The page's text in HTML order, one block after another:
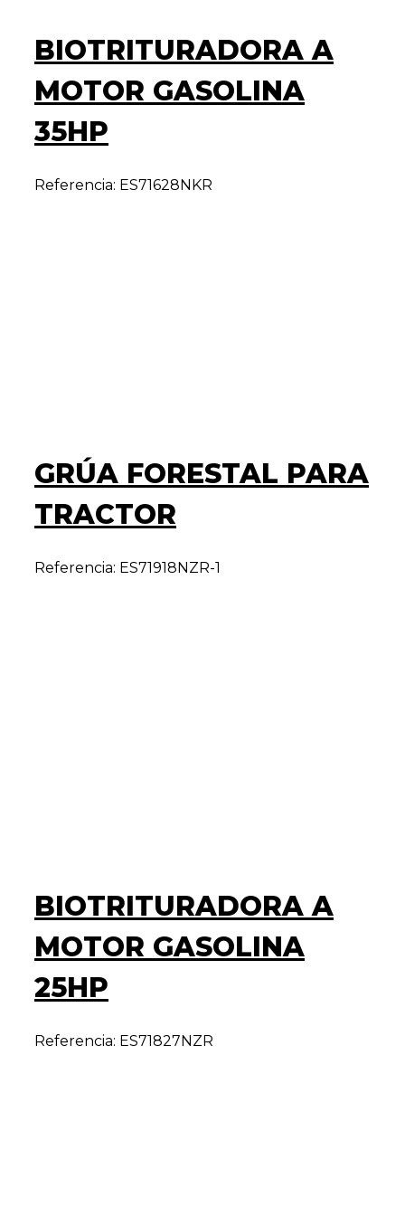
BIOTRITURADORA A
MOTOR GASOLINA
35HP
Referencia: ES71628NKR
GRÚA FORESTAL PARA
TRACTOR
Referencia: ES71918NZR-1
BIOTRITURADORA A
MOTOR GASOLINA
25HP
Referencia: ES71827NZR